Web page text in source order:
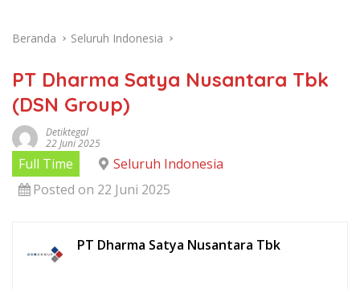
Beranda Seluruh Indonesia
PT Dharma Satya Nusantara Tbk
(DSN Group)
Detiktegal
22 Juni 2025
Full Time
Seluruh Indonesia
Posted on 22 Juni 2025
PT Dharma Satya Nusantara Tbk